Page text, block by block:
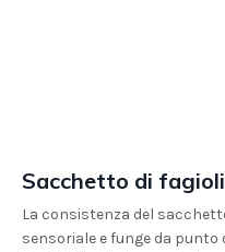
Sacchetto di fagioli
La consistenza del
sensoriale e funge da